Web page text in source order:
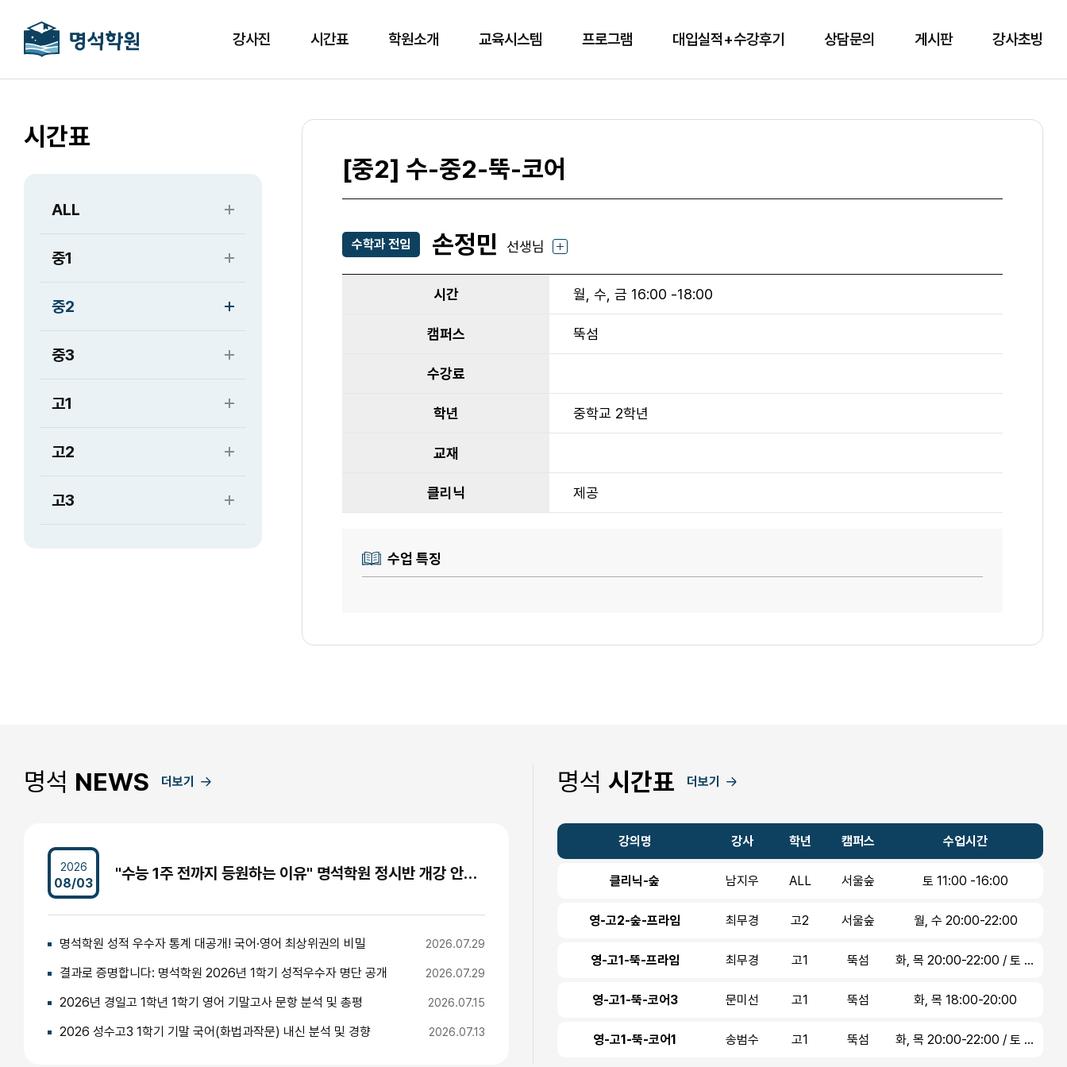
강사진 시간표 학원소개 교육시스템 프로그램 대입실적+수강후기 상담문의 게시판 강사초빙
시간표
ALL
중1
중2
중3
고1
고2
고3
[중2] 수-중2-뚝-코어
수학과 전임 손정민 선생님
시간 월, 수, 금 16:00 -18:00
캠퍼스 뚝섬
수강료
학년 중학교 2학년
교재
클리닉 제공
수업 특징
명석 NEWS 더보기
2026
08/03
"수능 1주 전까지 등원하는 이유" 명석학원 정시반 개강 안내 (성수고·경일고·무학여고·대광고 등)
명석학원 성적 우수자 통계 대공개! 국어·영어 최상위권의 비밀 2026.07.29
결과로 증명합니다: 명석학원 2026년 1학기 성적우수자 명단 공개 2026.07.29
2026년 경일고 1학년 1학기 영어 기말고사 문항 분석 및 총평 2026.07.15
2026 성수고3 1학기 기말 국어(화법과작문) 내신 분석 및 경향 2026.07.13
명석 시간표 더보기
강의명 강사 학년 캠퍼스 수업시간
클리닉-숲 남지우 ALL 서울숲 토 11:00 -16:00
영-고2-숲-프라임 최무경 고2 서울숲 월, 수 20:00-22:00
영-고1-뚝-프라임 최무경 고1 뚝섬 화, 목 20:00-22:00 / 토 11:00-13:00
영-고1-뚝-코어3 문미선 고1 뚝섬 화, 목 18:00-20:00
영-고1-뚝-코어1 송범수 고1 뚝섬 화, 목 20:00-22:00 / 토 11:00-13:00